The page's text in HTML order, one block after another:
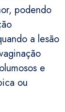
podendo
a lesão
e
ou